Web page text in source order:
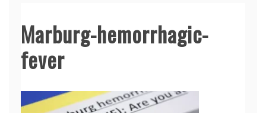
Marburg-hemorrhagic-
fever